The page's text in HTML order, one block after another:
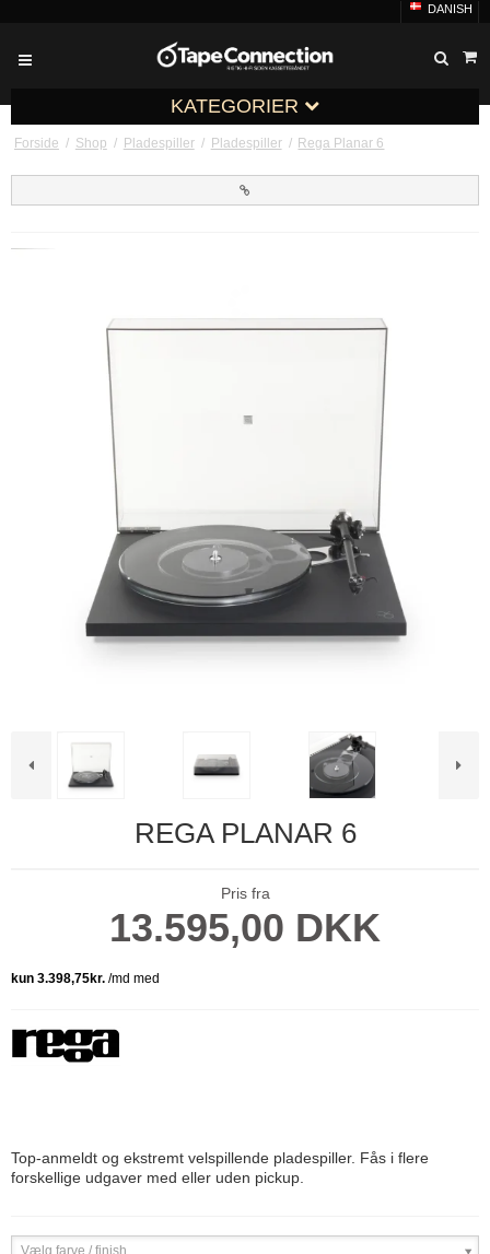
DANISH
KATEGORIER
Forside / Shop / Pladespiller / Pladespiller / Rega Planar 6
REGA PLANAR 6
Pris fra
13.595,00 DKK
Top-anmeldt og ekstremt velspillende pladespiller. Fås i flere
forskellige udgaver med eller uden pickup.
Vælg farve / finish